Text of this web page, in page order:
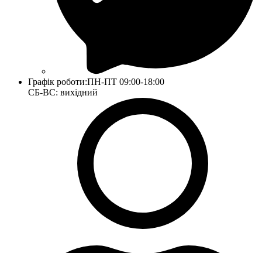
Графік роботи:ПН-ПТ 09:00-18:00
СБ-ВС: вихідний